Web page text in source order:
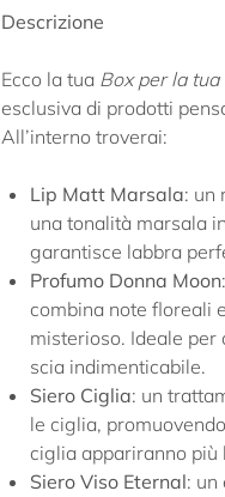
Descrizione
Ecco la tua Box per la tua
esclusiva di prodotti
All’interno troverai:
Lip Matt Marsala: un
una tonalità marsala
garantisce labbra
Profumo Donna Moon
combina note floreali
misterioso. Ideale
scia indimenticabile.
Siero Ciglia: un
le ciglia,
ciglia appariranno più
Siero Viso Eternal: